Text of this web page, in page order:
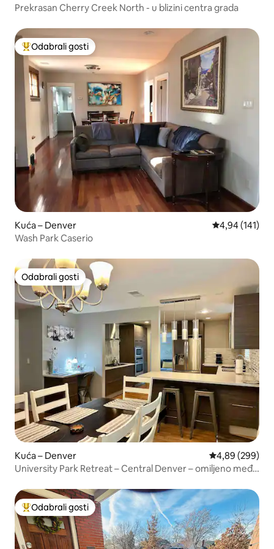
Prekrasan Cherry Creek North - u blizini centra grada
Među najviše rangiranima s oznakom „Odabrali gosti”
Odabrali gosti
Kuća – Denver Prosječna
4,94 (141)
Wash Park Caserio
Odabrali gosti
Odabrali gosti
Kuća – Denver Prosječna
4,89 (299)
University Park Retreat – Central Denver – omiljeno među
Među najviše rangiranima s oznakom „Odabrali gosti”
Odabrali gosti